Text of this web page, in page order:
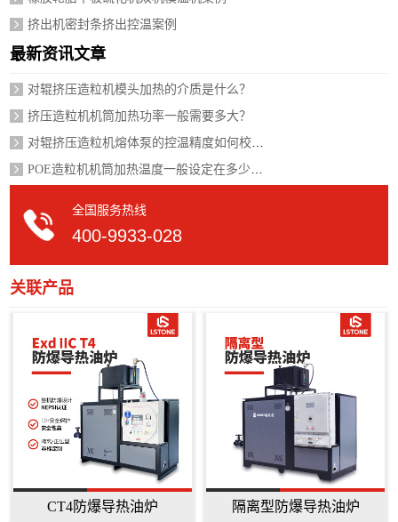
挤出机密封条挤出控温案例
最新资讯文章
对辊挤压造粒机模头加热的介质是什么？
挤压造粒机机筒加热功率一般需要多大？
全国服务热线
400-9933-028
关联产品
CT4防爆导热油炉 隔离型防爆导热油炉